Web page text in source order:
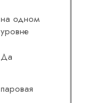
на одном
уровне
Да
паровая